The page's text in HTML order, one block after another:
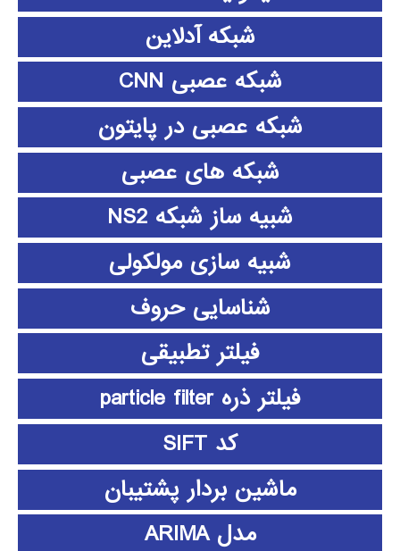
شبکه آدلاین
شبکه عصبی CNN
شبکه عصبی در پایتون
شبکه های عصبی
شبیه ساز شبکه NS2
شبیه سازی مولکولی
شناسایی حروف
فیلتر تطبیقی
فیلتر ذره particle filter
کد SIFT
ماشین بردار پشتیبان
مدل ARIMA